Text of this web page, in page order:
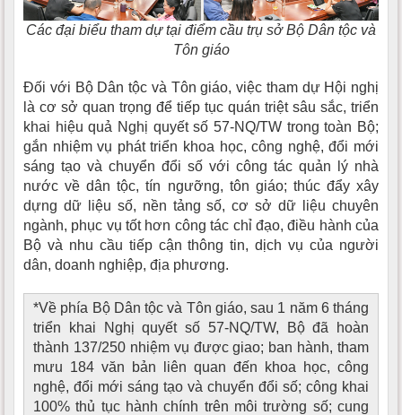
Các đại biểu tham dự tại điểm cầu trụ sở Bộ Dân tộc và
Tôn giáo
Đối với Bộ Dân tộc và Tôn giáo, việc tham dự Hội nghị
là cơ sở quan trọng để tiếp tục quán triệt sâu sắc, triển
khai hiệu quả Nghị quyết số 57-NQ/TW trong toàn Bộ;
gắn nhiệm vụ phát triển khoa học, công nghệ, đổi mới
sáng tạo và chuyển đổi số với công tác quản lý nhà
nước về dân tộc, tín ngưỡng, tôn giáo; thúc đẩy xây
dựng dữ liệu số, nền tảng số, cơ sở dữ liệu chuyên
ngành, phục vụ tốt hơn công tác chỉ đạo, điều hành của
Bộ và nhu cầu tiếp cận thông tin, dịch vụ của người
dân, doanh nghiệp, địa phương.
*Về phía Bộ Dân tộc và Tôn giáo, sau 1 năm 6 tháng
triển khai Nghị quyết số 57-NQ/TW, Bộ đã hoàn
thành 137/250 nhiệm vụ được giao; ban hành, tham
mưu 184 văn bản liên quan đến khoa học, công
nghệ, đổi mới sáng tạo và chuyển đổi số; công khai
100% thủ tục hành chính trên môi trường số; cung